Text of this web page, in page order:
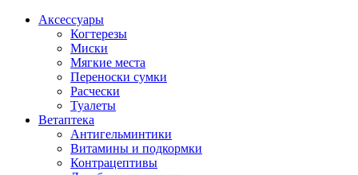
Аксессуары
Когтерезы
Миски
Мягкие места
Переноски сумки
Расчески
Туалеты
Ветаптека
Антигельминтики
Витамины и подкормки
Контрацептивы